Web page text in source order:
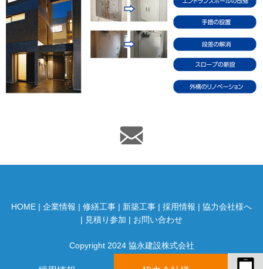
HOME | 企業情報 | 修繕工事 | 新築工事 | 採用情報 | 協力会社様へ
| 見積り参加 | お問い合わせ
Copyright 2024 協永建設株式会社